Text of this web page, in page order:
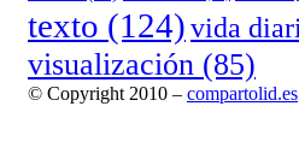
texto (124)vida
visualización (85)
© Copyright 2010 – compartolid.es